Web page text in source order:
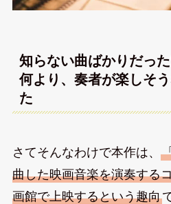
知らない曲ばかりだった
何より、奏者が楽しそ
た
さてそんなわけで本作は、
曲した映画音楽を演奏する
画館で上映するという趣向